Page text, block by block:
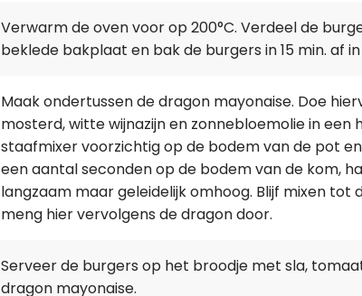
Verwarm de oven voor op 200°C. Verdeel de
beklede bakplaat en bak de burgers in 15 min. af
Maak ondertussen de dragon mayonaise. Doe
mosterd, witte wijnazijn en zonnebloemolie in een
staafmixer voorzichtig op de bodem van de pot
een aantal seconden op de bodem van de kom,
langzaam maar geleidelijk omhoog. Blijf mixen tot
meng hier vervolgens de dragon door.
Serveer de burgers op het broodje met sla,
dragon mayonaise.